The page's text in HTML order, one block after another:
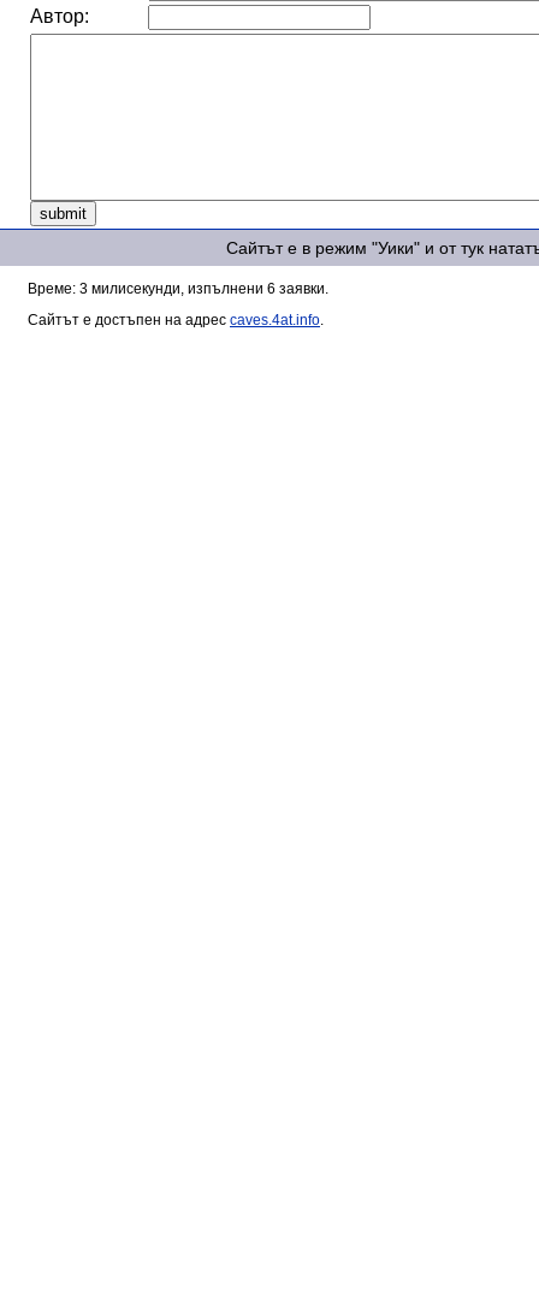
Автор:
Сайтът е в режим "Уики" и от тук
Време: 3 милисекунди, изпълнени 6 заявки.
Сайтът е достъпен на адрес caves.4at.info.